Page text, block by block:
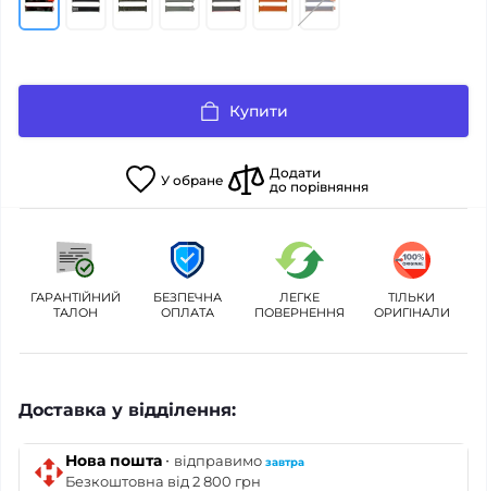
Купити
У обране
Додати
до порівняння
ГАРАНТІЙНИЙ
ТАЛОН
БЕЗПЕЧНА
ОПЛАТА
ЛЕГКЕ
ПОВЕРНЕННЯ
ТІЛЬКИ
ОРИГІНАЛИ
Доставка у відділення:
Нова пошта · відправимо завтра
Безкоштовна від 2 800 грн